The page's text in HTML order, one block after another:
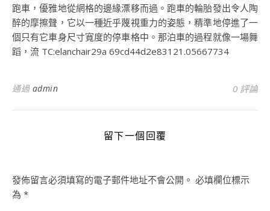
跑車，優雅地從網格的邊緣漂移而過。跑車的輪胎發出令人陶
醉的摩擦聲，它以一種近乎蔑視重力的姿態，精準地停進了一
個只有它車身尺寸寬度的停車格中。那泊車的過程就像一場舞
蹈，流 TC:elanchair29a 69cd44d2e83121.05667734
通過 admin 0 評論
留下一個回覆
發佈留言必須填寫的電子郵件地址不會公開。 必填欄位標示
為 *